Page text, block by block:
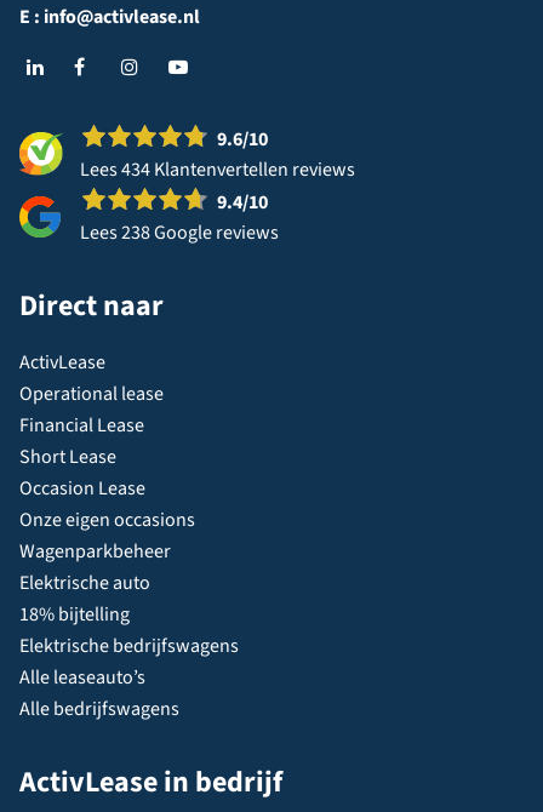
E : info@activlease.nl
9.6/10
Lees 434 Klantenvertellen reviews
9.4/10
Lees 238 Google reviews
Direct naar
ActivLease
Operational lease
Financial Lease
Short Lease
Occasion Lease
Onze eigen occasions
Wagenparkbeheer
Elektrische auto
18% bijtelling
Elektrische bedrijfswagens
Alle leaseauto’s
Alle bedrijfswagens
ActivLease in bedrijf